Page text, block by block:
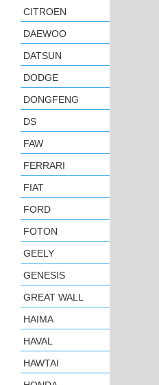
CITROEN
DAEWOO
DATSUN
DODGE
DONGFENG
DS
FAW
FERRARI
FIAT
FORD
FOTON
GEELY
GENESIS
GREAT WALL
HAIMA
HAVAL
HAWTAI